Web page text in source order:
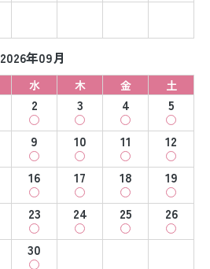
2026年09月
水 木 金 土
2 3 4
5
9 10 11
12
16 17 18
19
23 24 25
26
30